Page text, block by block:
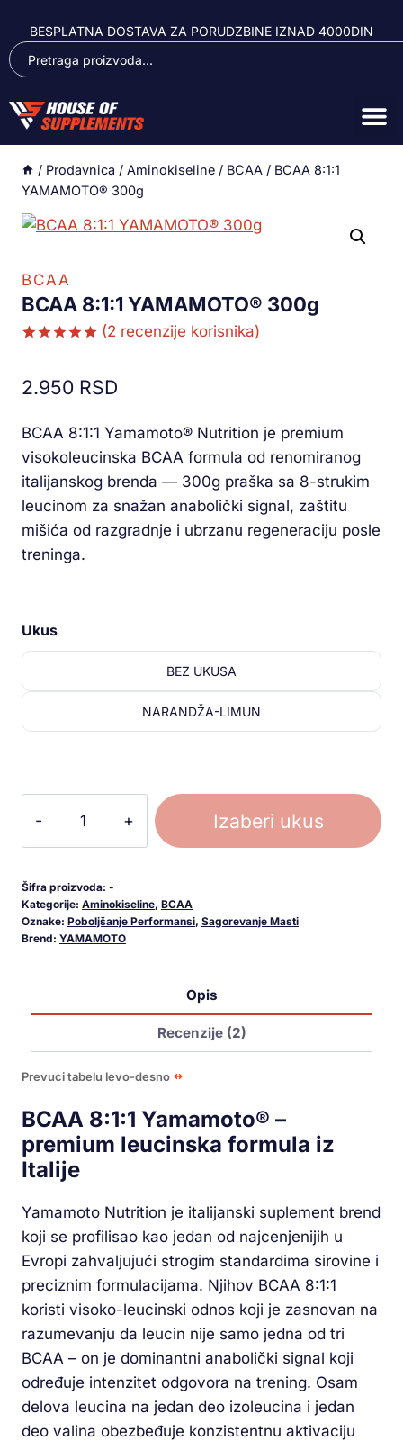
BESPLATNA DOSTAVA ZA PORUDZBINE IZNAD 4000DIN
/ Prodavnica / Aminokiseline / BCAA / BCAA 8:1:1
YAMAMOTO® 300g
BCAA
BCAA 8:1:1 YAMAMOTO® 300g
na osnovu
ocene
(2 recenzije korisnika)
2.950 RSD
BCAA 8:1:1 Yamamoto® Nutrition je premium
visokoleucinska BCAA formula od renomiranog
italijanskog brenda — 300g praška sa 8-strukim
leucinom za snažan anabolički signal, zaštitu
mišića od razgradnje i ubrzanu regeneraciju posle
treninga.
Ukus
BEZ UKUSA
NARANDŽA-LIMUN
Izaberi ukus
Šifra proizvoda: -
Kategorije: Aminokiseline, BCAA
Oznake: Poboljšanje Performansi, Sagorevanje Masti
Brend: YAMAMOTO
Opis
Recenzije (2)
Prevuci tabelu levo-desno
BCAA 8:1:1 Yamamoto® –
premium leucinska formula iz
Italije
Yamamoto Nutrition je italijanski suplement brend
koji se profilisao kao jedan od najcenjenijih u
Evropi zahvaljujući strogim standardima sirovine i
preciznim formulacijama. Njihov BCAA 8:1:1
koristi visoko-leucinski odnos koji je zasnovan na
razumevanju da leucin nije samo jedna od tri
BCAA – on je dominantni anabolički signal koji
određuje intenzitet odgovora na trening. Osam
delova leucina na jedan deo izoleucina i jedan
deo valina obezbeđuje konzistentnu aktivaciju